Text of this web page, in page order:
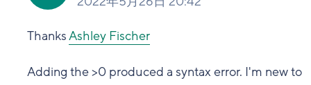
ThanksAshley Fischer
Adding the >0 produced a syntax error. I'm new to